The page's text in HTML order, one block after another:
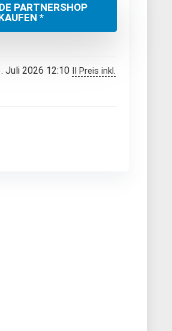
PARTNERSHOP
*
Juli 2026 12:10
II Preis inkl.